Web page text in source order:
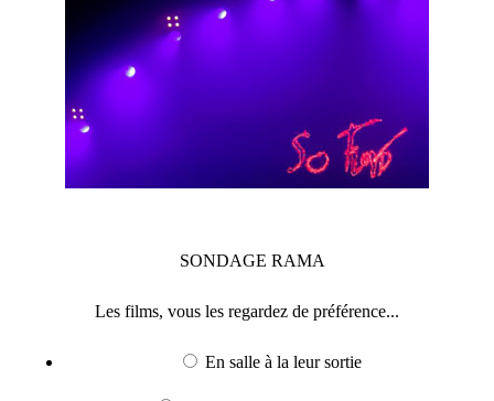
SONDAGE RAMA
Les films, vous les regardez de préférence...
En salle à la leur sortie